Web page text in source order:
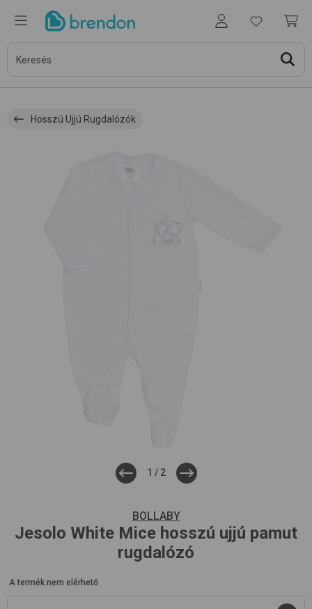
Hosszú Ujjú Rugdalózók
1 / 2
BOLLABY
Jesolo White Mice hosszú ujjú pamut
rugdalózó
A termék nem elérhető